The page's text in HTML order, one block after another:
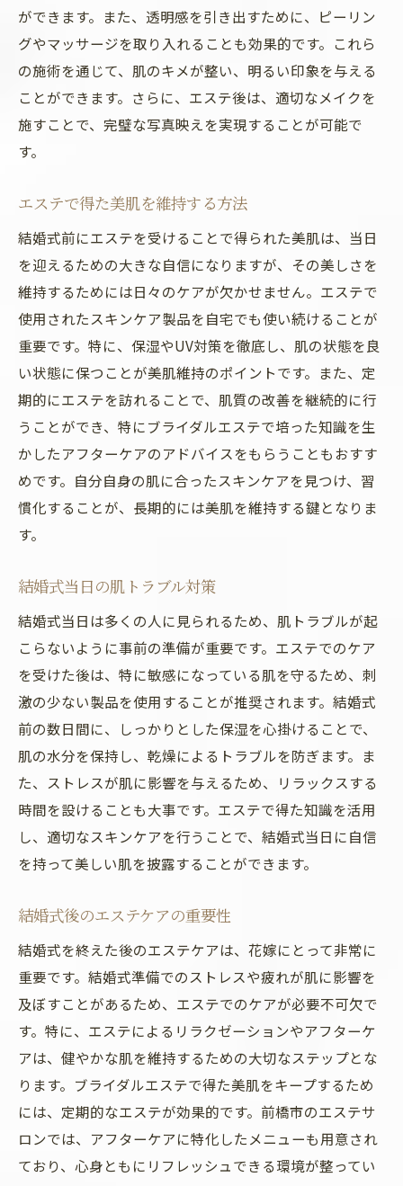
ができます。また、透明感を引き出すために、ピーリン
グやマッサージを取り入れることも効果的です。これら
の施術を通じて、肌のキメが整い、明るい印象を与える
ことができます。さらに、エステ後は、適切なメイクを
施すことで、完璧な写真映えを実現することが可能で
す。
エステで得た美肌を維持する方法
結婚式前にエステを受けることで得られた美肌は、当日
を迎えるための大きな自信になりますが、その美しさを
維持するためには日々のケアが欠かせません。エステで
使用されたスキンケア製品を自宅でも使い続けることが
重要です。特に、保湿やUV対策を徹底し、肌の状態を良
い状態に保つことが美肌維持のポイントです。また、定
期的にエステを訪れることで、肌質の改善を継続的に行
うことができ、特にブライダルエステで培った知識を生
かしたアフターケアのアドバイスをもらうこともおすす
めです。自分自身の肌に合ったスキンケアを見つけ、習
慣化することが、長期的には美肌を維持する鍵となりま
す。
結婚式当日の肌トラブル対策
結婚式当日は多くの人に見られるため、肌トラブルが起
こらないように事前の準備が重要です。エステでのケア
を受けた後は、特に敏感になっている肌を守るため、刺
激の少ない製品を使用することが推奨されます。結婚式
前の数日間に、しっかりとした保湿を心掛けることで、
肌の水分を保持し、乾燥によるトラブルを防ぎます。ま
た、ストレスが肌に影響を与えるため、リラックスする
時間を設けることも大事です。エステで得た知識を活用
し、適切なスキンケアを行うことで、結婚式当日に自信
を持って美しい肌を披露することができます。
結婚式後のエステケアの重要性
結婚式を終えた後のエステケアは、花嫁にとって非常に
重要です。結婚式準備でのストレスや疲れが肌に影響を
及ぼすことがあるため、エステでのケアが必要不可欠で
す。特に、エステによるリラクゼーションやアフターケ
アは、健やかな肌を維持するための大切なステップとな
ります。ブライダルエステで得た美肌をキープするため
には、定期的なエステが効果的です。前橋市のエステサ
ロンでは、アフターケアに特化したメニューも用意され
ており、心身ともにリフレッシュできる環境が整ってい